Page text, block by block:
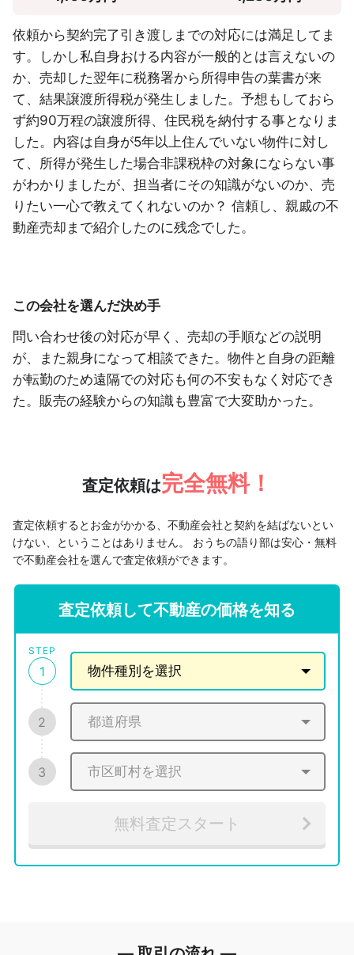
依頼から契約完了引き渡しまでの対応には満足してま
す。しかし私自身おける内容が一般的とは言えないの
か、売却した翌年に税務署から所得申告の葉書が来
て、結果譲渡所得税が発生しました。予想もしておら
ず約90万程の譲渡所得、住民税を納付する事となりま
した。内容は自身が5年以上住んでいない物件に対し
て、所得が発生した場合非課税枠の対象にならない事
がわかりましたが、担当者にその知識がないのか、売
りたい一心で教えてくれないのか？ 信頼し、親戚の不
動産売却まで紹介したのに残念でした。
この会社を選んだ決め手
問い合わせ後の対応が早く、売却の手順などの説明
が、また親身になって相談できた。物件と自身の距離
が転勤のため遠隔での対応も何の不安もなく対応でき
た。販売の経験からの知識も豊富で大変助かった。
査定依頼は完全無料！
査定依頼するとお金がかかる、不動産会社と契約を結ばないとい
けない、ということはありません。 おうちの語り部は安心・無料
で不動産会社を選んで査定依頼ができます。
査定依頼して不動産の価格を知る
STEP
1
2
3
無料査定スタート